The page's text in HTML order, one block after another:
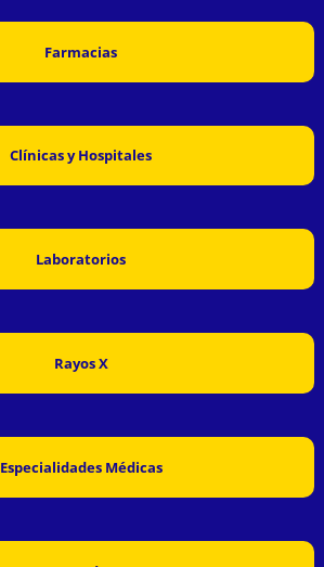
Farmacias
Clínicas y Hospitales
Laboratorios
Rayos X
Especialidades Médicas